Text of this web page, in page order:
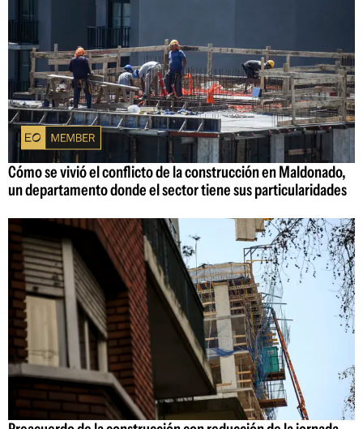
Cómo se vivió el conflicto de la construcción en Maldonado,
un departamento donde el sector tiene sus particularidades